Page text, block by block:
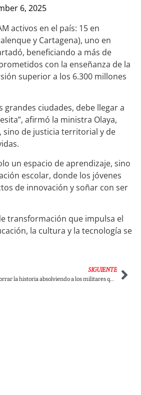
6, 2025
activos en el país: 15 en
y Cartagena), uno en
beneficiando a más de
con la enseñanza de la
superior a los 6.300 millones
grandes ciudades, debe llegar a
afirmó la ministra Olaya,
sino de justicia territorial y de
un espacio de aprendizaje, sino
escolar, donde los jóvenes
de innovación y soñar con ser
transformación que impulsa el
la cultura y la tecnología se
SIGUIENTE
Uribe quiere borrar la historia absolviendo a los militares que torturaron, desaparecieron y masacraron en el palacio de justicia